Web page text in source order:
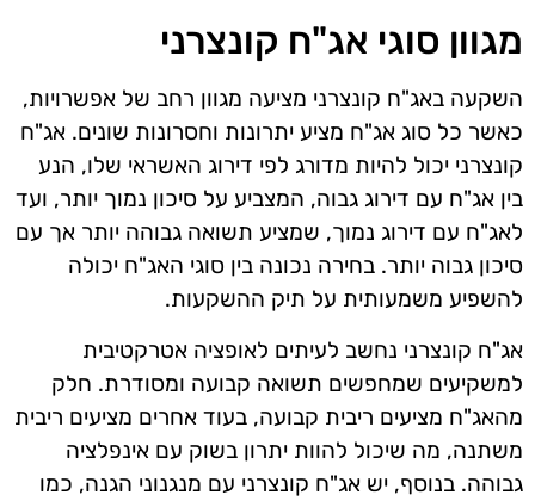
מגוון סוגי אג"ח קונצרני
השקעה באג"ח קונצרני מציעה מגוון רחב של אפשרויות,
כאשר כל סוג אג"ח מציע יתרונות וחסרונות שונים. אג"ח
קונצרני יכול להיות מדורג לפי דירוג האשראי שלו, הנע
בין אג"ח עם דירוג גבוה, המצביע על סיכון נמוך יותר, ועד
לאג"ח עם דירוג נמוך, שמציע תשואה גבוהה יותר אך עם
סיכון גבוה יותר. בחירה נכונה בין סוגי האג"ח יכולה
להשפיע משמעותית על תיק ההשקעות.
אג"ח קונצרני נחשב לעיתים לאופציה אטרקטיבית
למשקיעים שמחפשים תשואה קבועה ומסודרת. חלק
מהאג"ח מציעים ריבית קבועה, בעוד אחרים מציעים ריבית
משתנה, מה שיכול להוות יתרון בשוק עם אינפלציה
גבוהה. בנוסף, יש אג"ח קונצרני עם מנגנוני הגנה, כמו